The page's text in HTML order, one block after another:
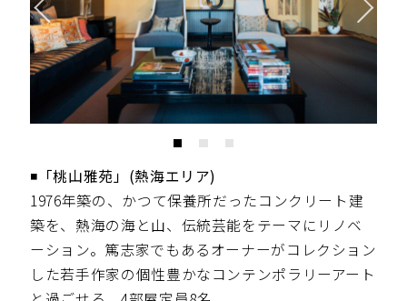
◾️「桃山雅苑」(熱海エリア)
1976年築の、かつて保養所だったコンクリート建
築を、熱海の海と山、伝統芸能をテーマにリノベ
ーション。篤志家でもあるオーナーがコレクション
した若手作家の個性豊かなコンテンポラリーアート